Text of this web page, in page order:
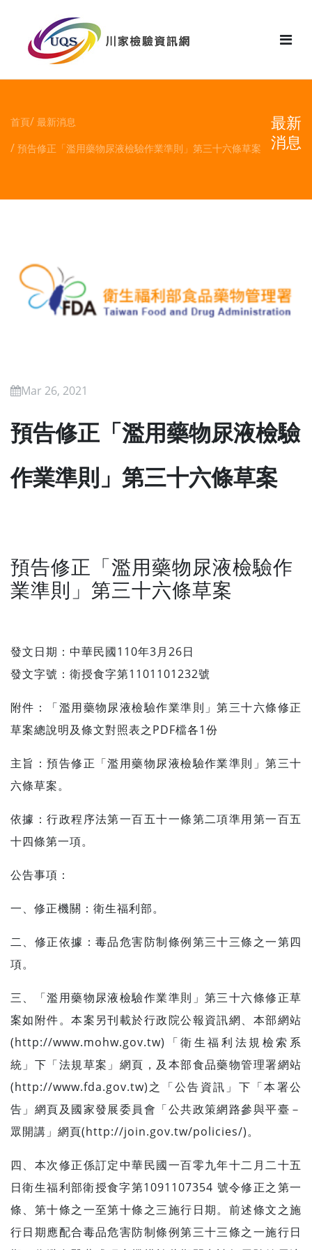
首頁 最新消息
預告修正「濫用藥物尿液檢驗作業準則」第三十六條草案
最新
消息
Mar 26, 2021
預告修正「濫用藥物尿液檢驗
作業準則」第三十六條草案
預告修正「濫用藥物尿液檢驗作
業準則」第三十六條草案
發文日期：中華民國110年3月26日
發文字號：衛授食字第1101101232號
附件：「濫用藥物尿液檢驗作業準則」第三十六條修正
草案總說明及條文對照表之PDF檔各1份
主旨：預告修正「濫用藥物尿液檢驗作業準則」第三十
六條草案。
依據：行政程序法第一百五十一條第二項準用第一百五
十四條第一項。
公告事項：
一、修正機關：衛生福利部。
二、修正依據：毒品危害防制條例第三十三條之一第四
項。
三、「濫用藥物尿液檢驗作業準則」第三十六條修正草
案如附件。本案另刊載於行政院公報資訊網、本部網站
(http://www.mohw.gov.tw) 「衛生福利法規檢索系
統」下「法規草案」網頁，及本部食品藥物管理署網站
(http://www.fda.gov.tw)之「公告資訊」下「本署公
告」網頁及國家發展委員會「公共政策網路參與平臺－
眾開講」網頁(http://join.gov.tw/policies/)。
四、本次修正係訂定中華民國一百零九年十二月二十五
日衛生福利部衛授食字第1091107354 號令修正之第一
條、第十條之一至第十條之三施行日期。前述條文之施
行日期應配合毒品危害防制條例第三十三條之一施行日